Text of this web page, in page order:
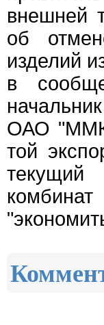
внешней
об
изделий
в
ОАО
той
текущий